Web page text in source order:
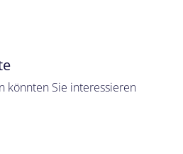
könnten Sie interessieren